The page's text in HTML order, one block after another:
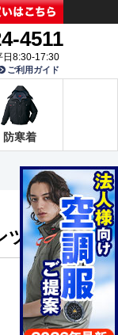
4511
日8:30-17:30
ご利用ガイド
防寒着
ツ